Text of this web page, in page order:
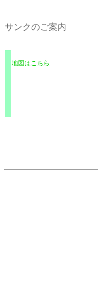
サンクのご案内
地図はこちら